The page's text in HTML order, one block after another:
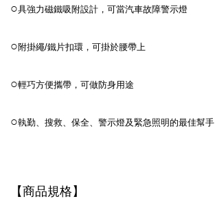
○具強力磁鐵吸附設計，可當汽車故障警示燈
○附掛繩/鐵片扣環，可掛於腰帶上
○輕巧方便攜帶，可做防身用途
○執勤、搜救、保全、警示燈及緊急照明的最佳幫手
【商品規格】